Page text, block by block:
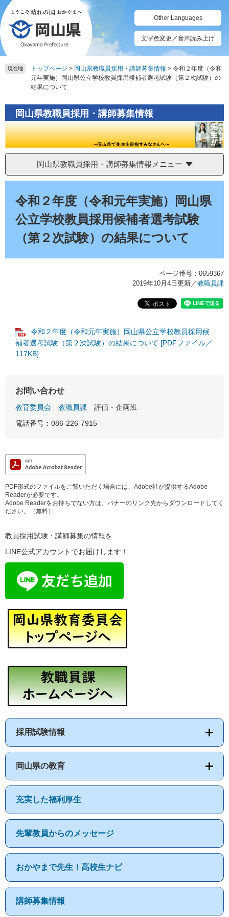
ペ
ー
ジ
の
先
頭
メ
ニ
ュ
ー
を
飛
へ
Other Languages
文字色変更／音声読み上げ
現在地 トップページ > 岡山県教職員採用・講師募集情報 > 令和２年度（令和
元年実施）岡山県公立学校教員採用候補者選考試験（第２次試験）の
結果について
岡山県教職員採用・講師募集情報
岡山県教職員採用・講師募集情報メニュー
令和２年度（令和元年実施）岡山県
公立学校教員採用候補者選考試験
（第２次試験）の結果について
ページ番号：0659367
2019年10月4日更新／教職員課
令和２年度（令和元年実施）岡山県公立学校教員採用候
補者選考試験（第２次試験）の結果について [PDFファイル／
117KB]
お問い合わせ
教育委員会 教職員課
評価・企画班
電話番号：086-226-7915
PDF形式のファイルをご覧いただく場合には、Adobe社が提供するAdobe
Readerが必要です。
Adobe Readerをお持ちでない方は、バナーのリンク先からダウンロードしてく
ださい。（無料）
教員採用試験・講師募集の情報を
LINE公式アカウントでお届けします！
採用試験情報
岡山県の教育
充実した福利厚生
先輩教員からのメッセージ
おかやまで先生！高校生ナビ
講師募集情報